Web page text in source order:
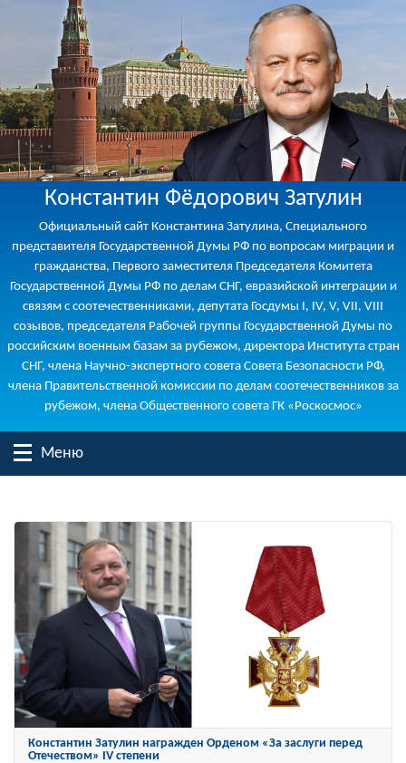
Константин Фёдорович Затулин
Официальный сайт Константина Затулина, Специального
представителя Государственной Думы РФ по вопросам миграции и
гражданства, Первого заместителя Председателя Комитета
Государственной Думы РФ по делам СНГ, евразийской интеграции и
связям с соотечественниками, депутата Госдумы I, IV, V, VII, VIII
созывов, председателя Рабочей группы Государственной Думы по
российским военным базам за рубежом, директора Института стран
СНГ, члена Научно-экспертного совета Совета Безопасности РФ,
члена Правительственной комиссии по делам соотечественников за
рубежом, члена Общественного совета ГК «Роскосмос»
Меню
Константин Затулин награжден Орденом «За заслуги перед
Отечеством» IV степени